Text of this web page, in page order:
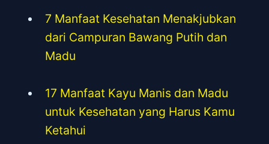
7 Manfaat Kesehatan Menakjubkan
dari Campuran Bawang Putih dan
Madu
17 Manfaat Kayu Manis dan Madu
untuk Kesehatan yang Harus Kamu
Ketahui